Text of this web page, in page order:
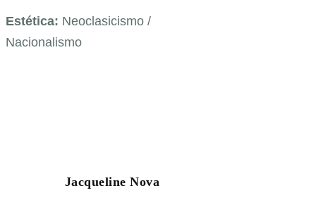
Estética: Neoclasicismo /
Nacionalismo
Jacqueline Nova